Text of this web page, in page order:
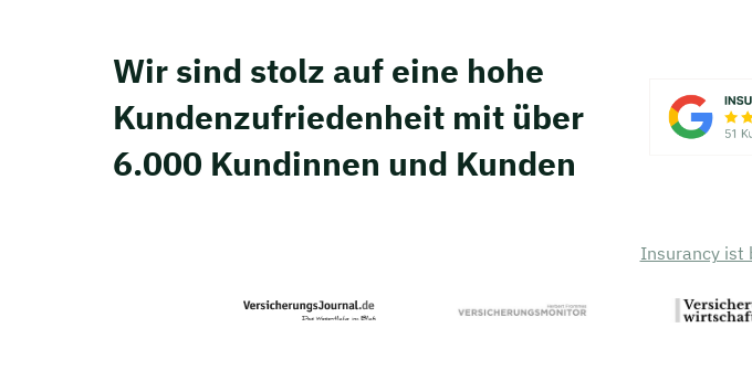
Wir sind stolz auf eine hohe
Kunden­zufriedenheit mit über
6.000 Kundinnen und Kunden
Insurancy ist